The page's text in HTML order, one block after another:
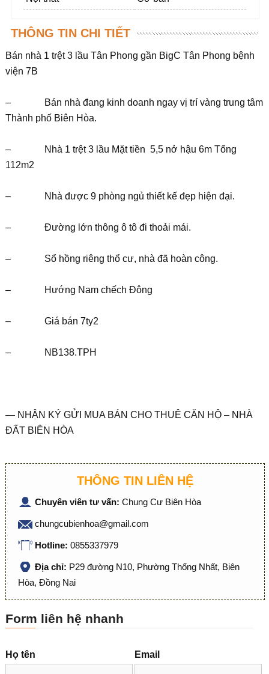
THÔNG TIN CHI TIẾT
Bán nhà 1 trệt 3 lầu Tân Phong gần BigC Tân Phong bệnh
viện 7B
– Bán nhà đang kinh doanh ngay vị trí vàng trung tâm
Thành phố Biên Hòa.
– Nhà 1 trệt 3 lầu Mặt tiền 5,5 nở hậu 6m Tổng
112m2
– Nhà được 9 phòng ngủ thiết kế đẹp hiện đại.
– Đường lớn thông ô tô đi thoải mái.
– Sổ hồng riêng thổ cư, nhà đã hoàn công.
– Hướng Nam chếch Đông
– Giá bán 7ty2
– NB138.TPH
— NHẬN KÝ GỬI MUA BÁN CHO THUÊ CĂN HỘ – NHÀ
ĐẤT BIÊN HÒA
THÔNG TIN LIÊN HỆ
Chuyên viên tư vấn: Chung Cư Biên Hòa
chungcubienhoa@gmail.com
Hotline: 0855337979
Địa chỉ: P29 đường N10, Phường Thống Nhất, Biên
Hòa, Đồng Nai
Form liên hệ nhanh
Họ tên Email